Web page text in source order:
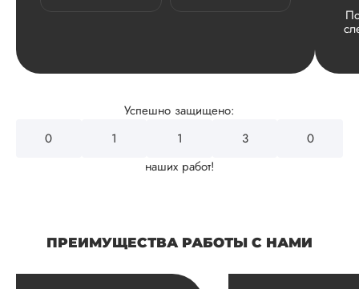
Успешно защищено:
0
3
1
1
0
наших работ!
ПРЕИМУЩЕСТВА РАБОТЫ С НАМИ